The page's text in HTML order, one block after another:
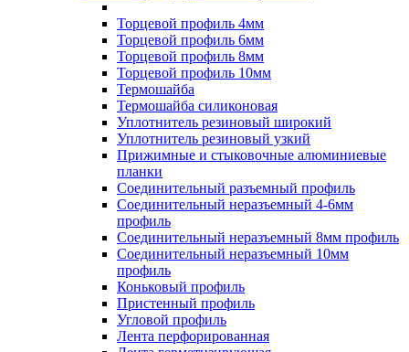
Торцевой профиль 4мм
Торцевой профиль 6мм
Торцевой профиль 8мм
Торцевой профиль 10мм
Термошайба
Термошайба силиконовая
Уплотнитель резиновый широкий
Уплотнитель резиновый узкий
Прижимные и стыковочные алюминиевые
планки
Соединительный разъемный профиль
Соединительный неразъемный 4-6мм
профиль
Соединительный неразъемный 8мм профиль
Соединительный неразъемный 10мм
профиль
Коньковый профиль
Пристенный профиль
Угловой профиль
Лента перфорированная